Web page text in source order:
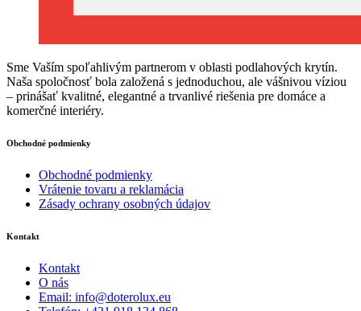
Sme Vaším spoľahlivým partnerom v oblasti podlahových krytín.
Naša spoločnosť bola založená s jednoduchou, ale vášnivou víziou
– prinášať kvalitné, elegantné a trvanlivé riešenia pre domáce a
komerčné interiéry.
Obchodné podmienky
Obchodné podmienky
Vrátenie tovaru a reklamácia
Zásady ochrany osobných údajov
Kontakt
Kontakt
O nás
Email: info@doterolux.eu